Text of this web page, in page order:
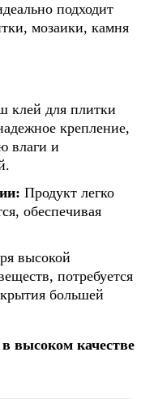
подходит
мозаики, камня
клей для плитки
крепление,
влаги и
Продукт легко
обеспечивая
высокой
потребуется
большей
высоком качестве